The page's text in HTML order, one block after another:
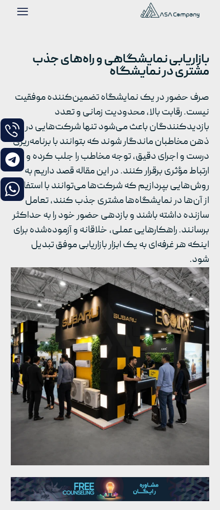
بازاریابی نمایشگاهی و راه‌های جذب
مشتری در نمایشگاه
صرف حضور در یک نمایشگاه تضمین‌کننده موفقیت
نیست. رقابت بالا، محدودیت زمانی و تعدد
بازدیدکنندگان باعث می‌شود تنها شرکت‌هایی در
ذهن مخاطبان ماندگار شوند که بتوانند با برنامه‌ریزی
درست و اجرای دقیق، توجه مخاطب را جلب کرده و
ارتباط مؤثری برقرار کنند. در این مقاله قصد داریم به
روش‌هایی بپردازیم که شرکت‌ها می‌توانند با استفاده
از آن‌ها در نمایشگاه‌ها مشتری جذب کنند، تعامل
سازنده داشته باشند و بازدهی حضور خود را به حداکثر
برسانند. راهکارهایی عملی، خلاقانه و آزموده‌شده برای
اینکه هر غرفه‌ای به یک ابزار بازاریابی موفق تبدیل
شود.